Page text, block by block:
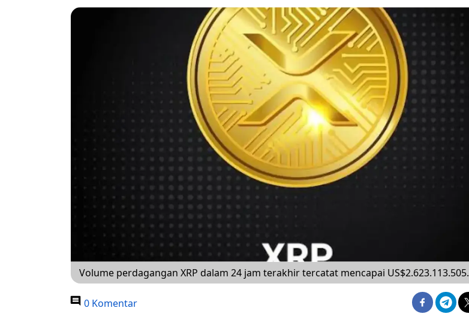
Volume perdagangan XRP dalam 24 jam terakhir tercatat mencapai US$2.623.113.505.
0 Komentar